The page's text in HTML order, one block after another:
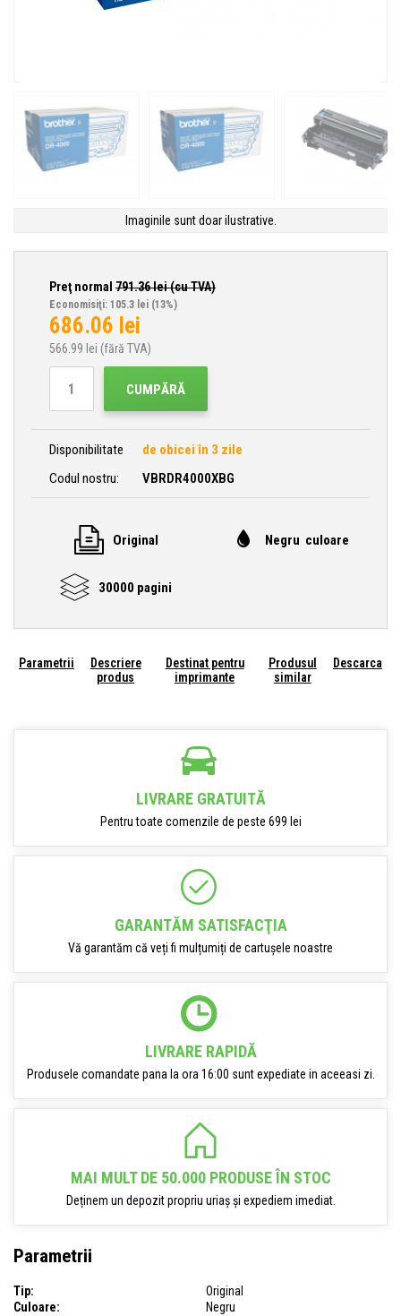
Imaginile sunt doar ilustrative.
Preţ normal 791.36lei (cu TVA)
Economisiţi: 105.3 lei (13%)
686.06 lei
566.99 lei (fără TVA)
CUMPĂRĂ
Disponibilitate
de obicei în 3 zile
Codul nostru:
VBRDR4000XBG
Original Negru culoare
30000 pagini
Parametrii
Descriere
produs
Destinat pentru
imprimante
Produsul
similar
Descarca
LIVRARE GRATUITĂ
Pentru toate comenzile de peste 699 lei
GARANTĂM SATISFACŢIA
Vă garantăm că veți fi mulțumiți de cartușele noastre
LIVRARE RAPIDĂ
Produsele comandate pana la ora 16:00 sunt expediate in aceeasi zi.
MAI MULT DE 50.000 PRODUSE ÎN STOC
Deținem un depozit propriu uriaș și expediem imediat.
Parametrii
Tip:
Original
Culoare:
Negru